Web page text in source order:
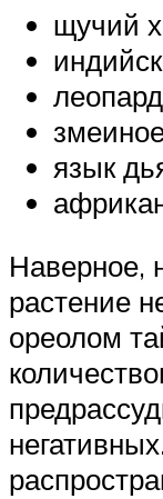
щучий
язык
Наверное,
растение
ореолом